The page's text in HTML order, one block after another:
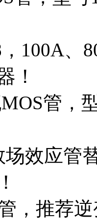
100A、
！
管，
场效应管
，推荐